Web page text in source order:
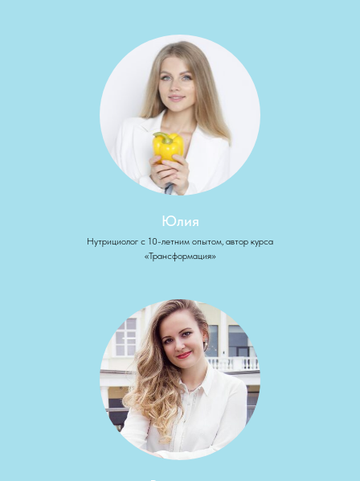
Юлия
Нутрициолог с 10-летним опытом, автор курса
«Трансформация»